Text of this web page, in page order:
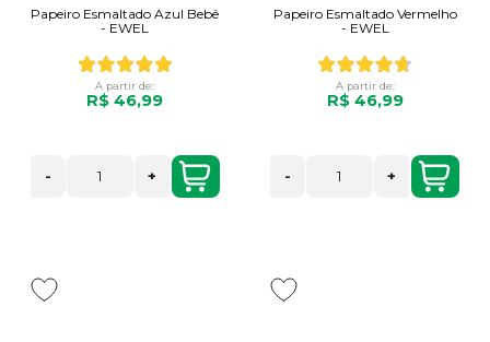
Papeiro Esmaltado Azul Bebê
- EWEL
A partir de:
R$ 46,99
- +
Papeiro Esmaltado Vermelho
- EWEL
A partir de:
R$ 46,99
- +